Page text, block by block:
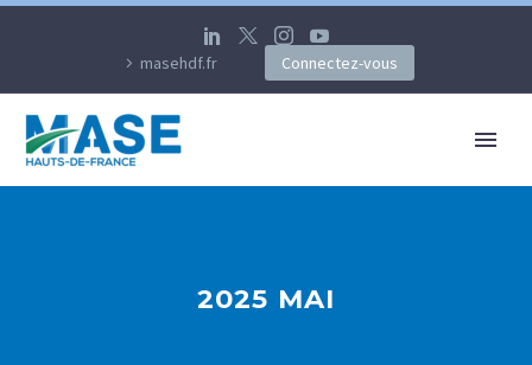
masehdf.fr Connectez-vous
2025 MAI